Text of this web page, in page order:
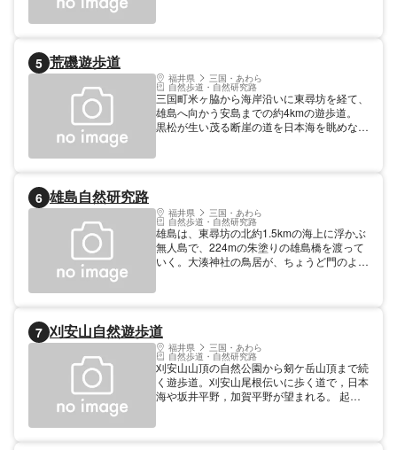
5 荒磯遊歩道
福井県 三国・あわら
自然歩道・自然研究路
三国町米ヶ脇から海岸沿いに東尋坊を経て、
雄島へ向かう安島までの約4kmの遊歩道。
黒松が生い茂る断崖の道を日本海を眺めなが
6 雄島自然研究路
福井県 三国・あわら
自然歩道・自然研究路
雄島は、東尋坊の北約1.5kmの海上に浮かぶ
無人島で、224mの朱塗りの雄島橋を渡って
いく。大湊神社の鳥居が、ちょうど門のよう
れでにぎわう。
7 刈安山自然遊歩道
福井県 三国・あわら
自然歩道・自然研究路
刈安山山頂の自然公園から剱ケ岳山頂まで続
く遊歩道。刈安山尾根伝いに歩く道で，日本
海や坂井平野，加賀平野が望まれる。 起終